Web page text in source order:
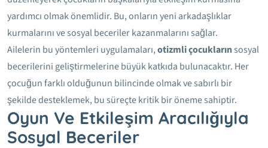
yardımcı olmak önemlidir. Bu, onların yeni arkadaşlıklar
kurmalarını ve sosyal beceriler kazanmalarını sağlar.
Ailelerin bu yöntemleri uygulamaları,otizmli çocuklarınsosyal
becerilerini geliştirmelerine büyük katkıda bulunacaktır. Her
çocuğun farklı olduğunun bilincinde olmak ve sabırlı bir
şekilde desteklemek, bu süreçte kritik bir öneme sahiptir.
Oyun Ve Etkileşim Aracılığıyla
Sosyal Beceriler